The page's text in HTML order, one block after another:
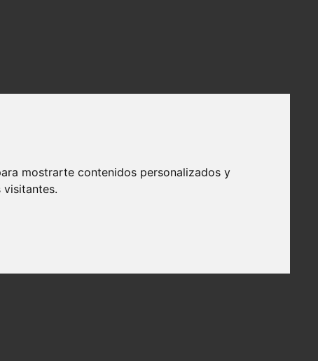
mostrarte contenidos personalizados y
visitantes.